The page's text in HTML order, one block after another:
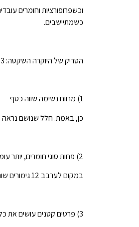
וכשפרופורציות וחומרים
כשמתיישבים.
הטריק של היוקרה השקטה: 3 דברים שאף אחד לא אומר בקול
1) מרווח נשימה שווה כסף
כן, באמת. חלל שנושם נראה
2) פחות סוגי חומרים, יותר עומק
במקום לערבב 12 גימורים שונים, בחרו 2–3 חומרים מובילים וחזרו עליהם בצורה חכמה. יוקרה אוהבת עקביות.
3) פרטים קטנים עושים את כל ההצגה